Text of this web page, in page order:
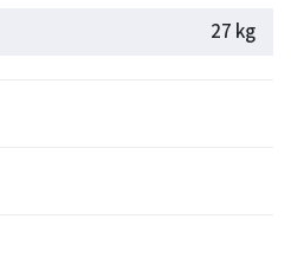
27 kg